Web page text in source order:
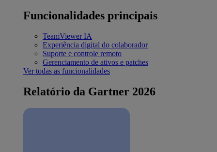
Funcionalidades principais
TeamViewer IA
Experiência digital do colaborador
Suporte e controle remoto
Gerenciamento de ativos e patches
Ver todas as funcionalidades
Relatório da Gartner 2026